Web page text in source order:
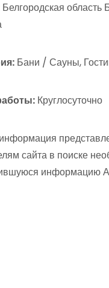
Белгородская
Бани / Сауны,
Круглосуточно
сайта в поиске
информацию